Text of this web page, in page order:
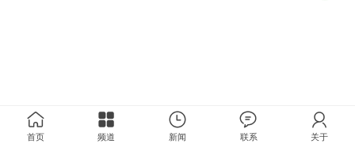
首页 频道 新闻 联系 关于